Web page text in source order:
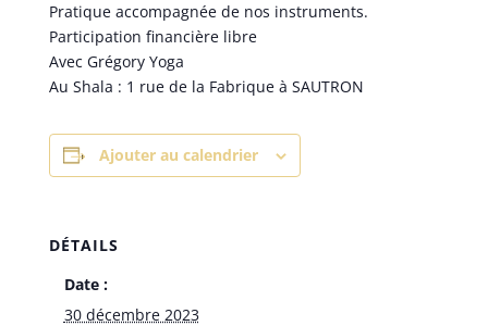
Pratique accompagnée de nos instruments.
Participation financière libre
Avec Grégory Yoga
Au Shala : 1 rue de la Fabrique à SAUTRON
Ajouter au calendrier
DÉTAILS
Date :
30 décembre 2023